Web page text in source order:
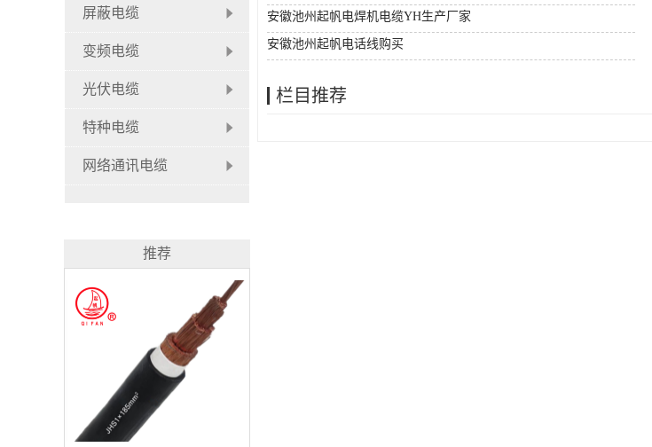
安徽池州起帆电焊机电缆YH生产厂家
安徽池州起帆电话线购买
栏目推荐
屏蔽电缆
变频电缆
光伏电缆
特种电缆
网络通讯电缆
推荐